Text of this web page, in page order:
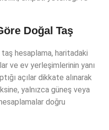
Doğal Taş
hesaplama, haritadaki
ve ev yerleşimlerinin yanı
açılar dikkate alınarak
yalnızca güneş veya
doğru